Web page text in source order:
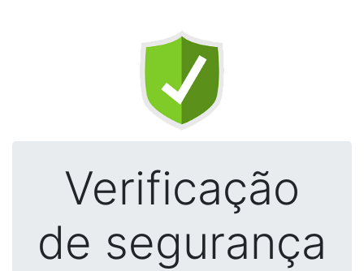
Verificação
de segurança